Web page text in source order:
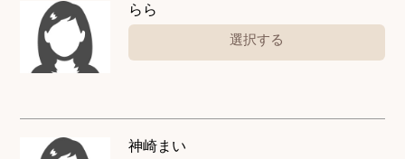
らら
選択する
神崎まい